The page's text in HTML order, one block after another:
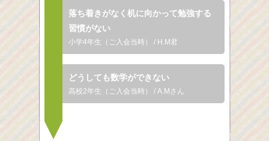
落ち着きがなく机に向かって勉強する
習慣がない
小学4年生（ご入会当時） / H.M君
どうしても数学ができない
高校2年生（ご入会当時） / A.Mさん